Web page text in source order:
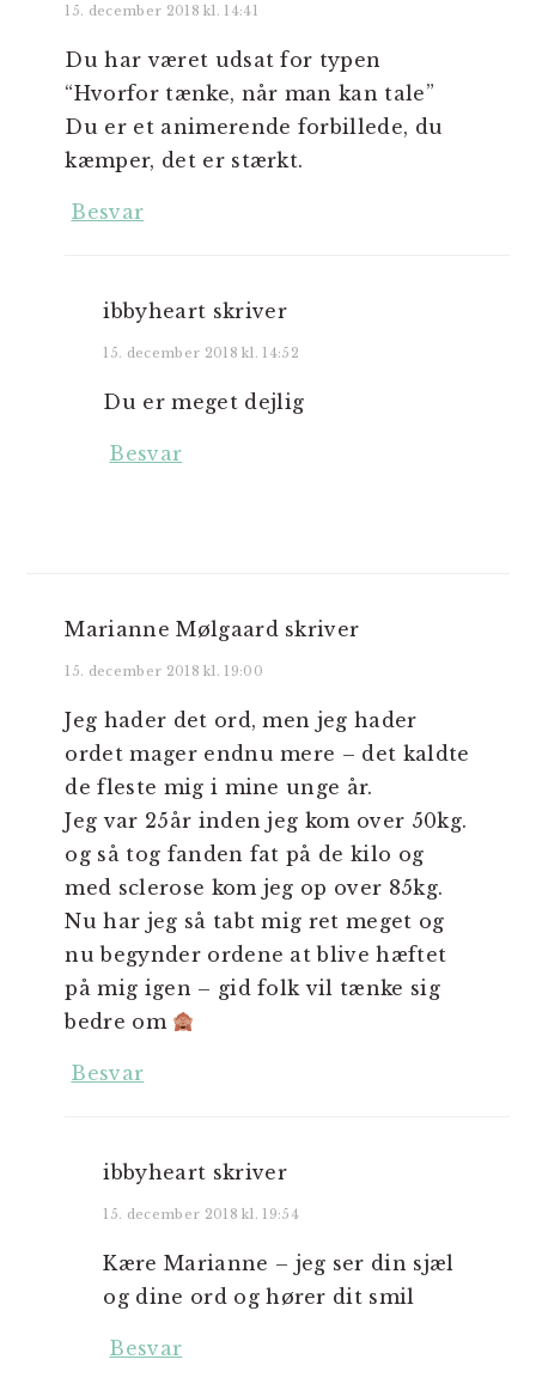
15. december 2018 kl. 14:41
Du har været udsat for typen
“Hvorfor tænke, når man kan tale”
Du er et animerende forbillede, du
kæmper, det er stærkt.
Besvar
ibbyheart skriver
15. december 2018 kl. 14:52
Du er meget dejlig
Besvar
Marianne Mølgaard skriver
15. december 2018 kl. 19:00
Jeg hader det ord, men jeg hader
ordet mager endnu mere – det kaldte
de fleste mig i mine unge år.
Jeg var 25år inden jeg kom over 50kg.
og så tog fanden fat på de kilo og
med sclerose kom jeg op over 85kg.
Nu har jeg så tabt mig ret meget og
nu begynder ordene at blive hæftet
på mig igen – gid folk vil tænke sig
bedre om
Besvar
ibbyheart skriver
15. december 2018 kl. 19:54
Kære Marianne – jeg ser din sjæl
og dine ord og hører dit smil
Besvar